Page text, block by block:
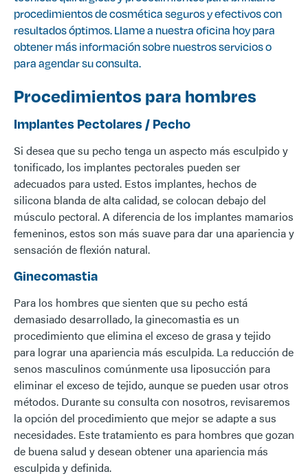
procedimientos de cosmética seguros y efectivos con
resultados óptimos. Llame a nuestra oficina hoy para
obtener más información sobre nuestros servicios o
para agendar su consulta.
Procedimientos para hombres
Implantes Pectolares / Pecho
Si desea que su pecho tenga un aspecto más esculpido y
tonificado, los implantes pectorales pueden ser
adecuados para usted. Estos implantes, hechos de
silicona blanda de alta calidad, se colocan debajo del
músculo pectoral. A diferencia de los implantes mamarios
femeninos, estos son más suave para dar una apariencia y
sensación de flexión natural.
Ginecomastia
Para los hombres que sienten que su pecho está
demasiado desarrollado, la ginecomastia es un
procedimiento que elimina el exceso de grasa y tejido
para lograr una apariencia más esculpida. La reducción de
senos masculinos comúnmente usa liposucción para
eliminar el exceso de tejido, aunque se pueden usar otros
métodos. Durante su consulta con nosotros, revisaremos
la opción del procedimiento que mejor se adapte a sus
necesidades. Este tratamiento es para hombres que gozan
de buena salud y desean obtener una apariencia más
esculpida y definida.